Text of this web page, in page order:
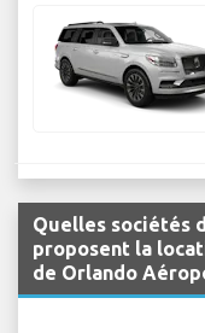
Quelles sociétés
proposent la
de Orlando